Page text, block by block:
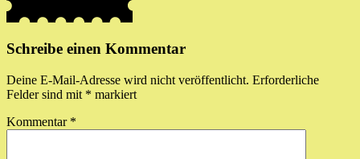
Schreibe einen Kommentar
Deine E-Mail-Adresse wird nicht veröffentlicht. Erforderliche
Felder sind mit * markiert
Kommentar *